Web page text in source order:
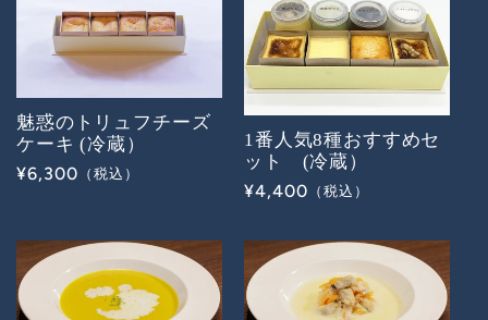
魅惑のトリュフチーズ
ケーキ (冷蔵）
通
¥6,300
1番人気8種おすすめセ
ット (冷蔵）
通
価
格
¥4,400